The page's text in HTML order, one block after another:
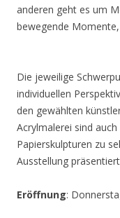
anderen geht es um
bewegende
Die jeweilige
individuellen
den gewählten
Acrylmalerei sind
Papierskulpturen zu
Ausstellung
Eröffnung: